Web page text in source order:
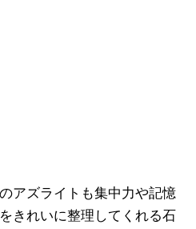
アズライトも集中力や記憶
きれいに整理してくれる石